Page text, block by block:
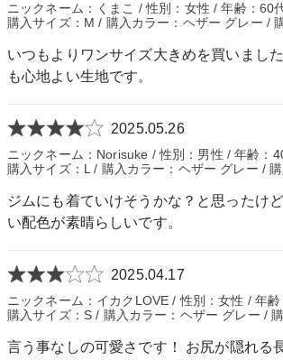
ニックネーム：くまこ / 性別：女性 / 年齢：
購入サイズ：M / 購入カラー：ヘザー グレー /
いつもよりワンサイズ大きめを買いまし
も心地よい生地です。
2025.05.26
ニックネーム：Norisuke / 性別：男性 / 年齢
購入サイズ：L / 購入カラー：ヘザー グレー /
ジムにも着ていけそうかな？と思ったけ
い配色が素晴らしいです。
2025.04.17
ニックネーム：イカクLOVE / 性別：女性 / 年
購入サイズ：S / 購入カラー：ヘザー グレー /
言う事なしの可愛さです！ お尻が隠れる